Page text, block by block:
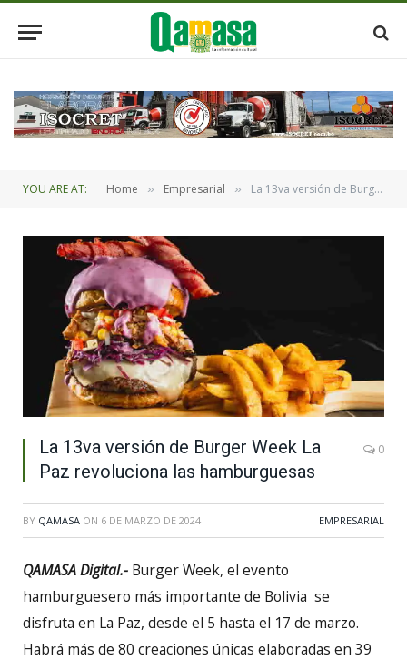
YOU ARE AT: Home » Empresarial » La 13va versión de Burger Week La Paz revoluciona las hamburguesas
La 13va versión de Burger Week La
Paz revoluciona las hamburguesas
0
BY QAMASA ON 6 DE MARZO DE 2024 EMPRESARIAL
QAMASA Digital.- Burger Week, el evento
hamburguesero más importante de Bolivia se
disfruta en La Paz, desde el 5 hasta el 17 de marzo.
Habrá más de 80 creaciones únicas elaboradas en 39